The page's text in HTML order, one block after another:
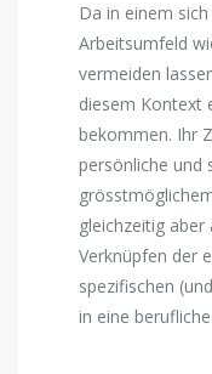
Da in einem
Arbeitsumfeld
vermeiden
diesem Kontext
bekommen. Ihr
persönliche und
gleichzeitig
Verknüpfen der
spezifischen
in eine